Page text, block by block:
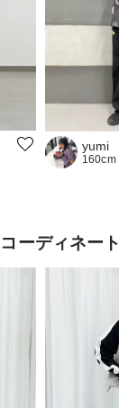
yumi
160cm
ーディネート